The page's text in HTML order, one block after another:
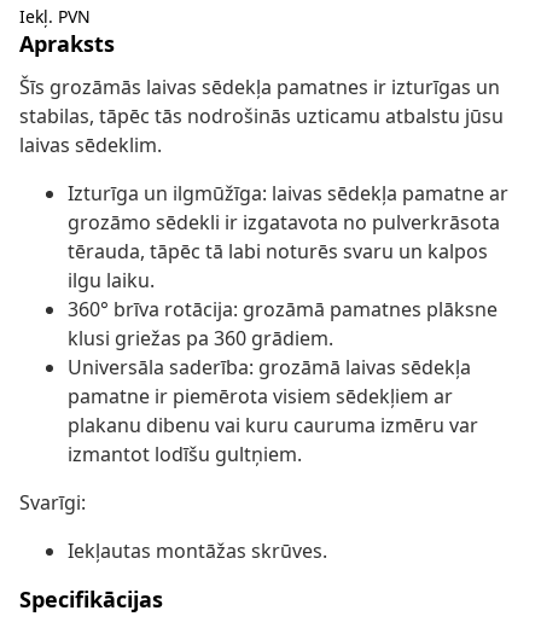
Iekļ. PVN
Apraksts
Šīs grozāmās laivas sēdekļa pamatnes ir izturīgas un
stabilas, tāpēc tās nodrošinās uzticamu atbalstu jūsu
laivas sēdeklim.
Izturīga un ilgmūžīga: laivas sēdekļa pamatne ar
grozāmo sēdekli ir izgatavota no pulverkrāsota
tērauda, tāpēc tā labi noturēs svaru un kalpos
ilgu laiku.
360° brīva rotācija: grozāmā pamatnes plāksne
klusi griežas pa 360 grādiem.
Universāla saderība: grozāmā laivas sēdekļa
pamatne ir piemērota visiem sēdekļiem ar
plakanu dibenu vai kuru cauruma izmēru var
izmantot lodīšu gultņiem.
Svarīgi:
Iekļautas montāžas skrūves.
Specifikācijas